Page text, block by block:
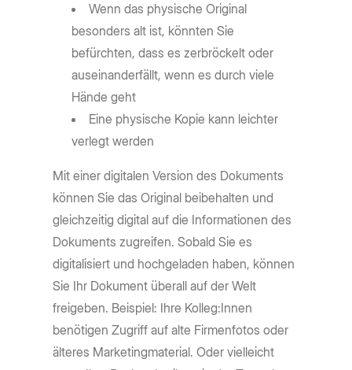
Wenn das physische Original
besonders alt ist, könnten Sie
befürchten, dass es zerbröckelt oder
auseinanderfällt, wenn es durch viele
Hände geht
Eine physische Kopie kann leichter
verlegt werden
Mit einer digitalen Version des Dokuments
können Sie das Original beibehalten und
gleichzeitig digital auf die Informationen des
Dokuments zugreifen. Sobald Sie es
digitalisiert und hochgeladen haben, können
Sie Ihr Dokument überall auf der Welt
freigeben. Beispiel: Ihre Kolleg:Innen
benötigen Zugriff auf alte Firmenfotos oder
älteres Marketingmaterial. Oder vielleicht